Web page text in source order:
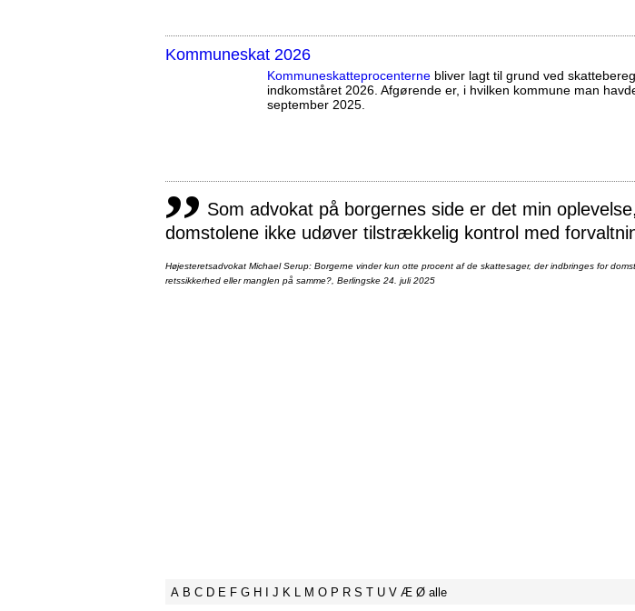
Kommuneskat 2026
Kommuneskatte­procenterne bliver lagt til grund ved
indkomståret 2026. Afgørende er, i hvilken kommune man
september 2025.
,, Som advokat på borgernes side er det min
domstolene ikke udøver tilstrækkelig kontrol med
Højesteretsadvokat Michael Serup: Borgerne vinder kun otte procent af de skattesager, der indbringes for
retssikkerhed eller manglen på samme?, Berlingske 24. juli 2025
A B C D E F G H J K L M O P R S T U V Æ Ø alle